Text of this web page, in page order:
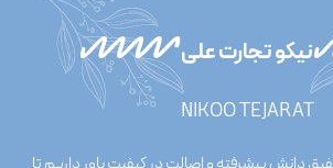
نیکو تجارت علی
NIKOO TEJARAT